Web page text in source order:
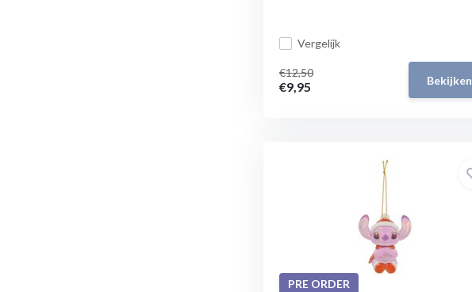
Vergelijk
€12,50
€9,95 Bekijken
PRE ORDER